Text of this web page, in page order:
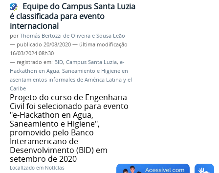
Equipe do Campus Santa Luzia
é classificada para evento
internacional
porThomás Bertozzi de Oliveira e Sousa Leão
— publicado 20/08/2020 — última modificação
16/03/2024 08h30
— registrado em: BID, Campus Santa Luzia, e-
Hackathon en Agua, Saneamiento e Higiene en
asentamientos informales de América Latina y el
Caribe
Projeto do curso de Engenharia
Civil foi selecionado para evento
"e-Hackathon en Agua,
Saneamiento e Higiene",
promovido pelo Banco
Interamericano de
Desenvolvimento (BID) em
setembro de 2020
Localizado em Notícias